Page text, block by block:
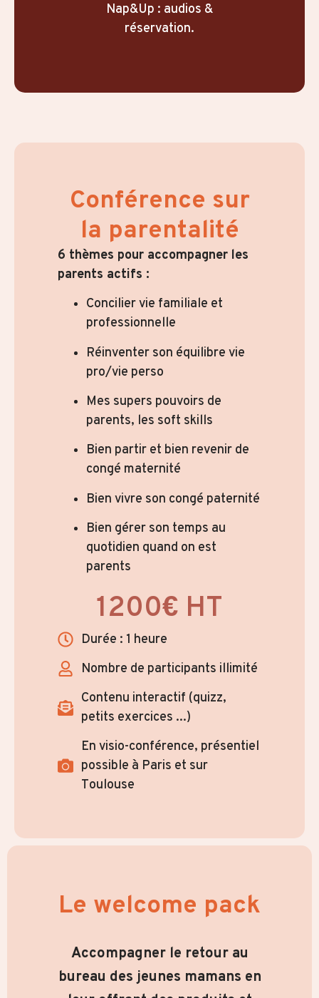
Nap&Up : audios &
réservation.​
Conférence sur
la parentalité
6 thèmes pour accompagner les
parents actifs :
Concilier vie familiale et
professionnelle
Réinventer son équilibre vie
pro/vie perso
Mes supers pouvoirs de
parents, les soft skills
Bien partir et bien revenir de
congé maternité
Bien vivre son congé paternité
Bien gérer son temps au
quotidien quand on est
parents
1200€ HT
Durée : 1 heure
Nombre de participants illimité
Contenu interactif (quizz,
petits exercices ...)
En visio-conférence, présentiel
possible à Paris et sur
Toulouse
Le welcome pack
Accompagner le retour au
bureau des jeunes mamans en